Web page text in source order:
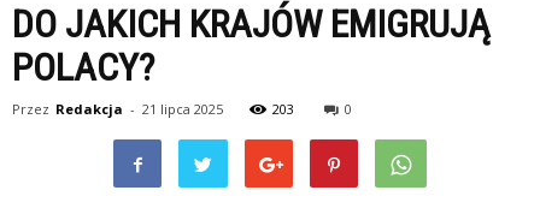
DO JAKICH KRAJÓW EMIGRUJĄ
POLACY?
Przez Redakcja - 21 lipca 2025 203 0